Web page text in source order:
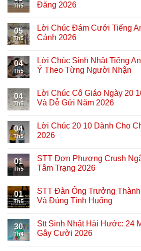
Th5
Đăng 2026
05
Th5
Lời Chúc Đám Cưới Tiếng
Cảnh 2026
04
Th5
Lời Chúc Sinh Nhật Tiếng
Ý Theo Từng Người Nhận
04
Th5
Lời Chúc Cô Giáo Ngày 20
Và Dễ Gửi Năm 2026
04
Th5
Lời Chúc 20 10 Dành Cho
2026
01
Th5
STT Đơn Phương Crush
Tâm Trạng 2026
01
Th5
STT Đàn Ông Trưởng
Và Đúng Tình Huống
30
Th4
Stt Sinh Nhật Hài Hước: 24
Gây Cười 2026